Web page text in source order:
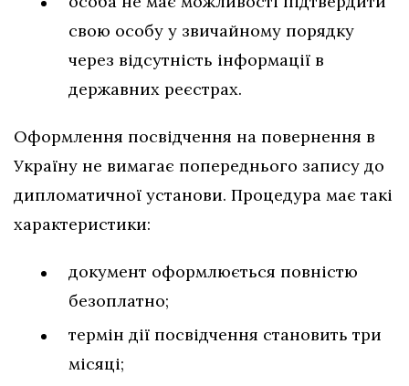
свою особу у звичайному порядку
через відсутність інформації в
державних реєстрах.
Оформлення посвідчення на повернення в
Україну не вимагає попереднього запису до
дипломатичної установи. Процедура має такі
характеристики:
документ оформлюється повністю
безоплатно;
термін дії посвідчення становить три
місяці;